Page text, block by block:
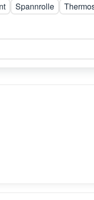
Spannrolle